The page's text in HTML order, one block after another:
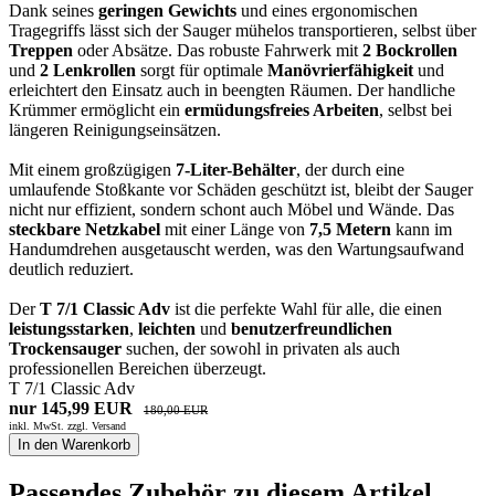
Dank seines geringen Gewichts und eines ergonomischen
Tragegriffs lässt sich der Sauger mühelos transportieren, selbst über
Treppen oder Absätze. Das robuste Fahrwerk mit 2 Bockrollen
und 2 Lenkrollen sorgt für optimale Manövrierfähigkeit und
erleichtert den Einsatz auch in beengten Räumen. Der handliche
Krümmer ermöglicht ein ermüdungsfreies Arbeiten, selbst bei
längeren Reinigungseinsätzen.
Mit einem großzügigen 7-Liter-Behälter, der durch eine
umlaufende Stoßkante vor Schäden geschützt ist, bleibt der Sauger
nicht nur effizient, sondern schont auch Möbel und Wände. Das
steckbare Netzkabel mit einer Länge von 7,5 Metern kann im
Handumdrehen ausgetauscht werden, was den Wartungsaufwand
deutlich reduziert.
DerT 7/1 Classic Adv ist die perfekte Wahl für alle, die einen
leistungsstarken, leichten und benutzerfreundlichen
Trockensauger suchen, der sowohl in privaten als auch
professionellen Bereichen überzeugt.
T 7/1 Classic Adv
nur 145,99 EUR
180,00 EUR
inkl. MwSt. zzgl. Versand
In den Warenkorb